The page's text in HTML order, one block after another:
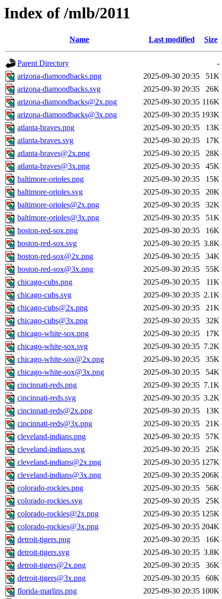
Index of /mlb/2011
Name Last modified Size
Parent Directory
-
arizona-diamondbacks.png
2025-09-30 20:35
51K
arizona-diamondbacks.svg
2025-09-30 20:35
26K
arizona-diamondbacks@2x.png
2025-09-30 20:35 116K
arizona-diamondbacks@3x.png
2025-09-30 20:35 193K
atlanta-braves.png
2025-09-30 20:35
13K
atlanta-braves.svg
2025-09-30 20:35
17K
atlanta-braves@2x.png
2025-09-30 20:35
28K
atlanta-braves@3x.png
2025-09-30 20:35
45K
baltimore-orioles.png
2025-09-30 20:35
15K
baltimore-orioles.svg
2025-09-30 20:35
20K
baltimore-orioles@2x.png
2025-09-30 20:35
32K
baltimore-orioles@3x.png
2025-09-30 20:35
51K
boston-red-sox.png
2025-09-30 20:35
16K
boston-red-sox.svg
2025-09-30 20:35 3.8K
boston-red-sox@2x.png
2025-09-30 20:35
34K
boston-red-sox@3x.png
2025-09-30 20:35
55K
chicago-cubs.png
2025-09-30 20:35
11K
chicago-cubs.svg
2025-09-30 20:35 2.1K
chicago-cubs@2x.png
2025-09-30 20:35
21K
chicago-cubs@3x.png
2025-09-30 20:35
32K
chicago-white-sox.png
2025-09-30 20:35
17K
chicago-white-sox.svg
2025-09-30 20:35 7.2K
chicago-white-sox@2x.png
2025-09-30 20:35
35K
chicago-white-sox@3x.png
2025-09-30 20:35
54K
cincinnati-reds.png
2025-09-30 20:35 7.1K
cincinnati-reds.svg
2025-09-30 20:35 3.2K
cincinnati-reds@2x.png
2025-09-30 20:35
13K
cincinnati-reds@3x.png
2025-09-30 20:35
21K
cleveland-indians.png
2025-09-30 20:35
57K
cleveland-indians.svg
2025-09-30 20:35
25K
cleveland-indians@2x.png
2025-09-30 20:35 127K
cleveland-indians@3x.png
2025-09-30 20:35 206K
colorado-rockies.png
2025-09-30 20:35
56K
colorado-rockies.svg
2025-09-30 20:35
25K
colorado-rockies@2x.png
2025-09-30 20:35 125K
colorado-rockies@3x.png
2025-09-30 20:35 204K
detroit-tigers.png
2025-09-30 20:35
16K
detroit-tigers.svg
2025-09-30 20:35 3.8K
detroit-tigers@2x.png
2025-09-30 20:35
36K
detroit-tigers@3x.png
2025-09-30 20:35
60K
florida-marlins.png
2025-09-30 20:35 100K